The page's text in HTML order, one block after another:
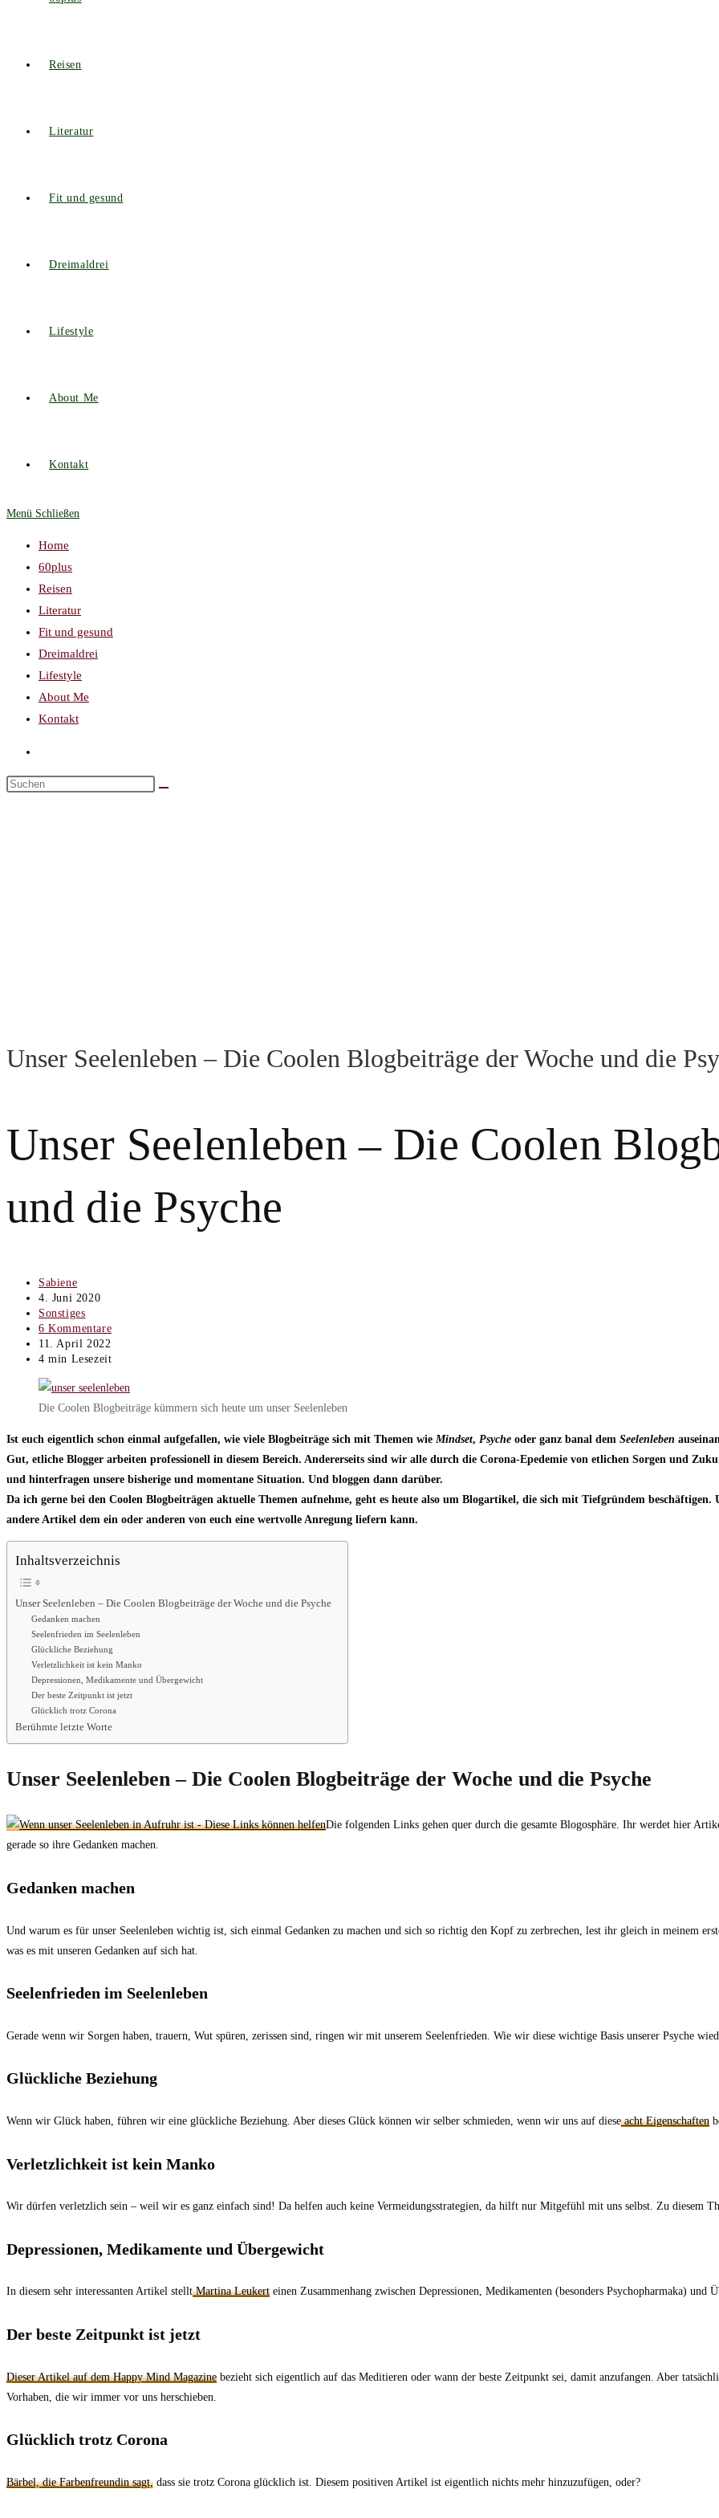
Reisen
Literatur
Fit und gesund
Dreimaldrei
Lifestyle
About Me
Kontakt
Menü Schließen
Home
60plus
Reisen
Literatur
Fit und gesund
Dreimaldrei
Lifestyle
About Me
Kontakt
Unser Seelenleben – Die Coolen Blogbeiträge der Woche und die
Unser Seelenleben – Die Coolen
und die Psyche
Beitrags-
Autor:
Sabiene
Beitrag
veröffentlicht:
4. Juni 2020
Beitrags-
Kategorie:
Sonstiges
Beitrags-
Kommentare:
6 Kommentare
Beitrag
zuletzt
am:
11. April 2022
Lesedauer:
4 min Lesezeit
Die Coolen Blogbeiträge kümmern sich heute um unser Seelenleben
Ist euch eigentlich schon einmal aufgefallen, wie viele Blogbeiträge sich mit Themen wie Mindset, Psyche oder ganz banal dem Seelenleben
Gut, etliche Blogger arbeiten professionell in diesem Bereich. Andererseits sind wir alle durch die Corona-Epedemie von etlichen Sorgen und
und hinterfragen unsere bisherige und momentane Situation. Und bloggen dann darüber.
Da ich gerne bei den Coolen Blogbeiträgen aktuelle Themen aufnehme, geht es heute also um Blogartikel, die sich mit Tiefgründem
andere Artikel dem ein oder anderen von euch eine wertvolle Anregung liefern kann.
Inhaltsverzeichnis
Unser Seelenleben – Die Coolen Blogbeiträge der Woche und die Psyche
Gedanken machen
Seelenfrieden im Seelenleben
Glückliche Beziehung
Verletzlichkeit ist kein Manko
Depressionen, Medikamente und Übergewicht
Der beste Zeitpunkt ist jetzt
Glücklich trotz Corona
Berühmte letzte Worte
Unser Seelenleben – Die Coolen Blogbeiträge der Woche und die Psyche
Die folgenden Links gehen quer durch die gesamte Blogosphäre. Ihr werdet hier
gerade so ihre Gedanken machen.
Gedanken machen
Und warum es für unser Seelenleben wichtig ist, sich einmal Gedanken zu machen und sich so richtig den Kopf zu zerbrechen, lest ihr gleich in meinem
was es mit unseren Gedanken auf sich hat.
Seelenfrieden im Seelenleben
Gerade wenn wir Sorgen haben, trauern, Wut spüren, zerissen sind, ringen wir mit unserem Seelenfrieden. Wie wir diese wichtige Basis unserer Psyche
Glückliche Beziehung
Wenn wir Glück haben, führen wir eine glückliche Beziehung. Aber dieses Glück können wir selber schmieden, wenn wir uns auf dieseacht Eigenschaften
Verletzlichkeit ist kein Manko
Wir dürfen verletzlich sein – weil wir es ganz einfach sind! Da helfen auch keine Vermeidungsstrategien, da hilft nur Mitgefühl mit uns selbst. Zu diesem
Depressionen, Medikamente und Übergewicht
In diesem sehr interessanten Artikel stelltMartina Leukert einen Zusammenhang zwischen Depressionen, Medikamenten (besonders Psychopharmaka)
Der beste Zeitpunkt ist jetzt
Dieser Artikel auf dem Happy Mind Magazine bezieht sich eigentlich auf das Meditieren oder wann der beste Zeitpunkt sei, damit anzufangen. Aber
Vorhaben, die wir immer vor uns herschieben.
Glücklich trotz Corona
Bärbel, die Farbenfreundin sagt, dass sie trotz Corona glücklich ist. Diesem positiven Artikel ist eigentlich nichts mehr hinzuzufügen, oder?